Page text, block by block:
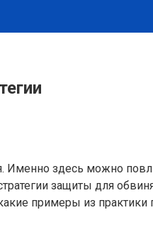
Именно здесь можно
защиты для
примеры из